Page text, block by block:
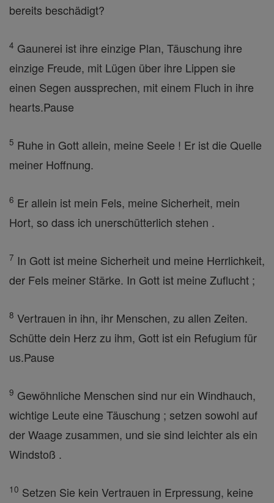
bereits beschädigt?
4 Gaunerei ist ihre einzige Plan, Täuschung ihre
einzige Freude, mit Lügen über ihre Lippen sie
einen Segen aussprechen, mit einem Fluch in ihre
hearts.Pause
5 Ruhe in Gott allein, meine Seele ! Er ist die Quelle
meiner Hoffnung.
6 Er allein ist mein Fels, meine Sicherheit, mein
Hort, so dass ich unerschütterlich stehen .
7 In Gott ist meine Sicherheit und meine Herrlichkeit,
der Fels meiner Stärke. In Gott ist meine Zuflucht ;
8 Vertrauen in ihn, ihr Menschen, zu allen Zeiten.
Schütte dein Herz zu ihm, Gott ist ein Refugium für
us.Pause
9 Gewöhnliche Menschen sind nur ein Windhauch,
wichtige Leute eine Täuschung ; setzen sowohl auf
der Waage zusammen, und sie sind leichter als ein
Windstoß .
10 Setzen Sie kein Vertrauen in Erpressung, keine